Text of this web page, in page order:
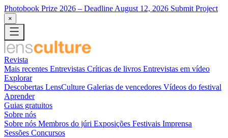
Photobook Prize 2026 – Deadline August 12, 2026 Submit Project
×
Revista
Mais recentes Entrevistas Críticas de livros Entrevistas em vídeo
Explorar
Descobertas LensCulture Galerias de vencedores Vídeos do festival
Aprender
Guias gratuitos
Sobre nós
Sobre nós Membros do júri Exposições Festivais Imprensa
Sessões Concursos